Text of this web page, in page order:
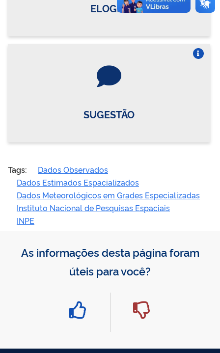
ELOGIO
SUGESTÃO
Tags:
Dados Observados
Dados Estimados Espacializados
Dados Meteorológicos em Grades Especializadas
Instituto Nacional de Pesquisas Espaciais
INPE
As informações desta página foram
úteis para você?